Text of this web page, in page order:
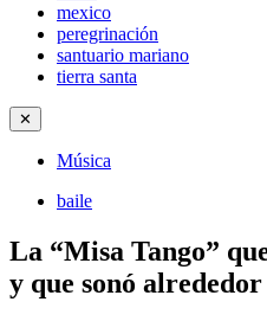
mexico
peregrinación
santuario mariano
tierra santa
✕
Música
baile
La “Misa Tango”
y que sonó